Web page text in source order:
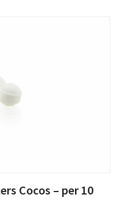
Cocos – per 10